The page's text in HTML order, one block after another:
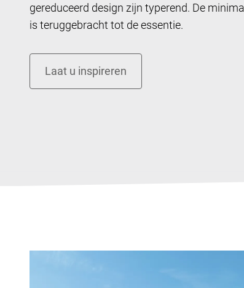
gereduceerd design zijn typerend. De
is teruggebracht tot de essentie.